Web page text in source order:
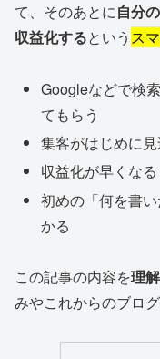
て、そのあとに自分
収益化するという ス
Googleなどで検
てもらう
集客がはじめに
収益化が早くなる
初めの「何を書
かる
この記事の内容を理
みやこれからのブロ